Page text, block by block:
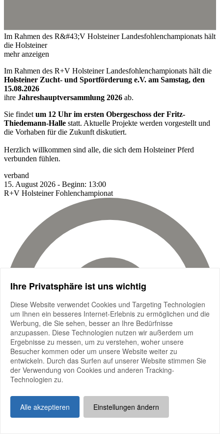
Im Rahmen des R&#43;V Holsteiner Landesfohlenchampionats hält
die Holsteiner
mehr anzeigen
Im Rahmen des R+V Holsteiner Landesfohlenchampionats hält die
Holsteiner Zucht- und Sportförderung e.V. am Samstag, den
15.08.2026
ihre Jahreshauptversammlung 2026 ab.
Sie findet um 12 Uhr im ersten Obergeschoss der Fritz-
Thiedemann-Halle statt. Aktuelle Projekte werden vorgestellt und
die Vorhaben für die Zukunft diskutiert.
Herzlich willkommen sind alle, die sich dem Holsteiner Pferd
verbunden fühlen.
verband
15. August 2026 - Beginn: 13:00
R+V Holsteiner Fohlenchampionat
Ihre Privatsphäre ist uns wichtig
Diese Website verwendet Cookies und Targeting Technologien
um Ihnen ein besseres Internet-Erlebnis zu ermöglichen und die
Werbung, die Sie sehen, besser an Ihre Bedürfnisse
anzupassen. Diese Technologien nutzen wir außerdem um
Ergebnisse zu messen, um zu verstehen, woher unsere
Besucher kommen oder um unsere Website weiter zu
entwickeln. Durch das Surfen auf unserer Website stimmen Sie
der Verwendung von Cookies und anderen Tracking-
Technologien zu.
Alle akzeptieren Einstellungen ändern